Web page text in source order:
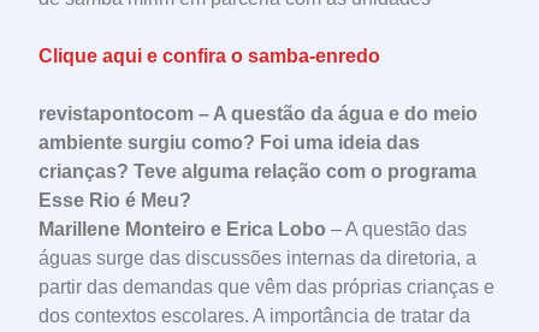
Clique aqui e confira o samba-enredo
revistapontocom – A questão da água e do meio
ambiente surgiu como? Foi uma ideia das
crianças? Teve alguma relação com o programa
Esse Rio é Meu?
Marillene Monteiro e Erica Lobo – A questão das
águas surge das discussões internas da diretoria, a
partir das demandas que vêm das próprias crianças e
dos contextos escolares. A importância de tratar da